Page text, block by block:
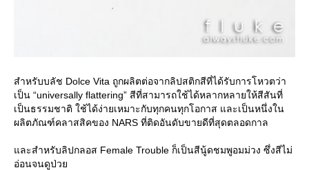
สำหรับบลัช Dolce Vita ถูกผลิตต่อจากลิปสติกสีที่ได้รับการโหวตว่า
เป็น “universally flattering” สีที่สามารถใช้ได้หลากหลายให้สีสันที่
เป็นธรรมชาติ ใช้ได้ง่ายเหมาะกับทุกคนทุกโอกาส และเป็นหนึ่งใน
ผลิตภัณฑ์คลาสสิคของ NARS ที่ติดอันดับขายดีที่สุดตลอดกาล
ละสำหรับลิปกลอส Female Trouble ก็เป็นสีนู้ดชมพูอมม่วง ซึ่งสีไม่
อ่อนจนดูป่ว